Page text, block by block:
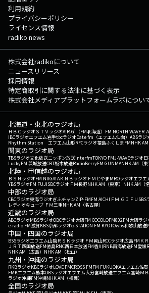
利用規約
プライバシーポリシー
ライセンス情報
radiko news
株式会社radikoについて
ニュースリリース
採用情報
特定商取引に関する法律に基づく表示
株式会社メディアプラットフォームラボについ
北海道・東北のラジオ局
ＨＢＣラジオＳＴＶラジオAIR-G'（FM北海道） FM NORTH WAVEＲ
IBCラジオエフエム岩手tbcラジオDate fm（エフエム仙台） ABSラジ
Rhythm Station エフエム山形RFCラジオ福島ふくしまFMNHK AM
関東のラジオ局
TBSラジオ文化放送ニッポン放送interfmTOKYO FMJ-WAVEラジオ
LuckyFM 茨城放送CRT栃木放送RadioBerryFM GUNMANHK AM（東
北陸・甲信越のラジオ局
ＢＳＮラジオFM NIIGATAＫＮＢラジオ ＦＭとやまMROラジオエフエ
YBSラジオFM FUJISBCラジオ ＦＭ長野NHK AM（東京） NHK AM（
中部のラジオ局
CBCラジオ東海ラジオぎふチャンZIP-FMFM AICHI ＦＭ ＧＩＦＵ SBS
レディオキューブ ＦＭ三重NHK AM（名古屋）
近畿のラジオ局
ABCラジオMBSラジオOBCラジオ大阪FM COCOLOFM802FM大阪ラジ
e-radio FM滋賀KBS京都ラジオα-STATION FM KYOTOwbs和歌山放送
中国・四国のラジオ局
BSSラジオエフエム山陰ＲＳＫラジオ ＦＭ岡山RCCラジオ広島FM Ｋ
ＪＲＴ四国放送FM徳島RNC西日本放送FM香川RNB南海放送FM愛媛
NHK AM（広島） NHK AM（松山）
九州・沖縄のラジオ局
RKBラジオKBCラジオLOVE FMCROSS FMFM FUKUOKAエフエム佐賀
FMKエフエム熊本OBSラジオエフエム大分宮崎放送エフエム宮崎Ｍ
ラジオ沖縄FM沖縄NHK AM（福岡）
全国のラジオ局